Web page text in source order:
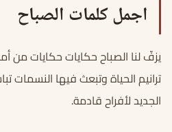
اجمل كلمات الصباح
يزفّ لنا الصباح حكايات حكايات من
ترانيم الحياة وتبعث فيها النسمات
الجديد لأفراح قادمة.